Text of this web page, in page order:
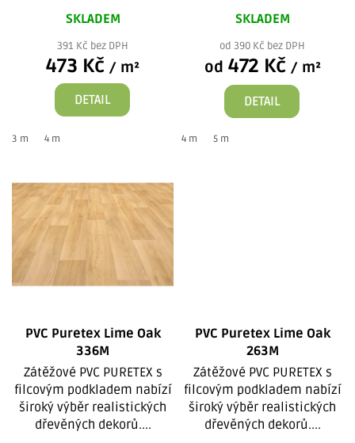
SKLADEM
391 Kč bez DPH
473 Kč / m²
DETAIL
3 m 4 m
SKLADEM
od 390 Kč bez DPH
od 472 Kč / m²
DETAIL
4 m 5 m
PVC Puretex Lime Oak
336M
Zátěžové PVC PURETEX s
filcovým podkladem nabízí
široký výběr realistických
dřevěných dekorů....
PVC Puretex Lime Oak
263M
Zátěžové PVC PURETEX s
filcovým podkladem nabízí
široký výběr realistických
dřevěných dekorů....